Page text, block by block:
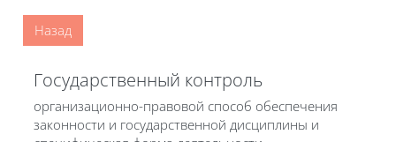
Назад
Государственный контроль
организационно-правовой способ обеспечения
законности и государственной дисциплины и